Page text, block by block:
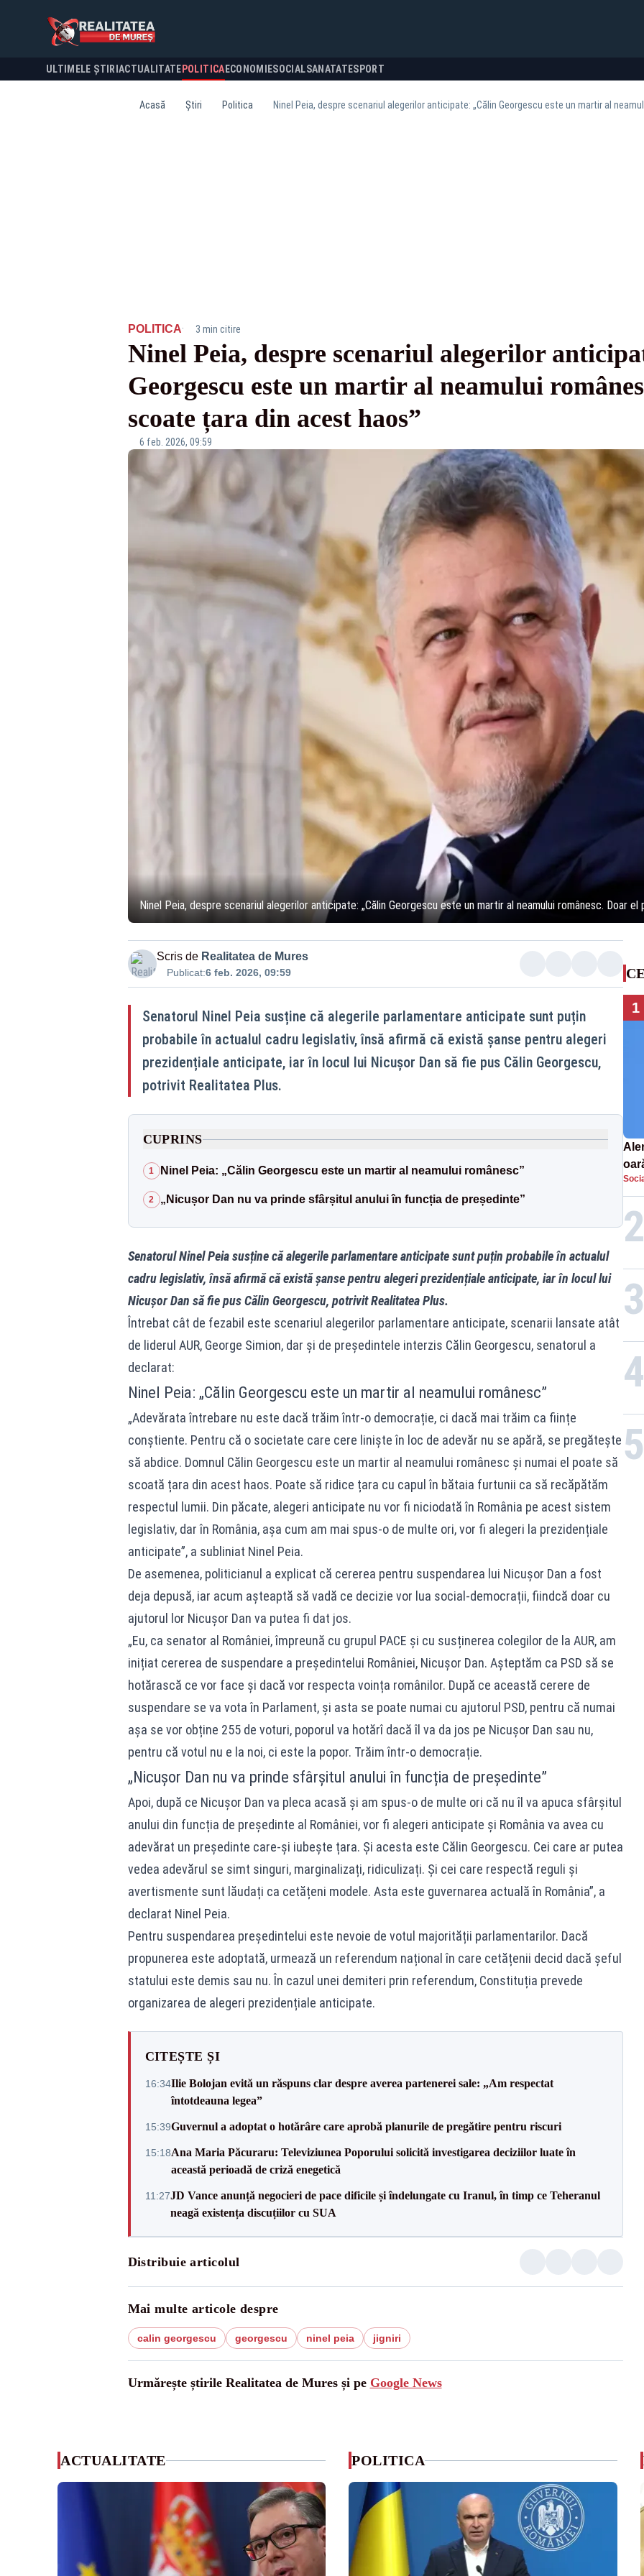
ULTIMELE ȘTIRI ACTUALITATE POLITICA ECONOMIESOCIALSANATATESPORT
Acasă Știri Politica
POLITICA· 3 min citire
Ninel Peia, despre scenariul alegerilor
Georgescu este un martir al neamului
scoate țara din acest haos”
6 feb. 2026, 09:59
Ninel Peia, despre scenariul alegerilor anticipate: „Călin Georgescu este un martir al neamului românesc. Doar
Scris de Realitatea de Mures
Publicat:6 feb. 2026, 09:59
Senatorul Ninel Peia susține că alegerile parlamentare anticipate sunt puțin
probabile în actualul cadru legislativ, însă afirmă că există șanse pentru alegeri
prezidențiale anticipate, iar în locul lui Nicușor Dan să fie pus Călin Georgescu,
potrivit Realitatea Plus.
CUPRINS
1 Ninel Peia: „Călin Georgescu este un martir al neamului românesc”
2 „Nicușor Dan nu va prinde sfârșitul anului în funcția de președinte”
Senatorul Ninel Peia susține că alegerile parlamentare anticipate sunt puțin probabile în actualul
cadru legislativ, însă afirmă că există șanse pentru alegeri prezidențiale anticipate, iar în locul lui
Nicușor Dan să fie pus Călin Georgescu, potrivit Realitatea Plus.
Întrebat cât de fezabil este scenariul alegerilor parlamentare anticipate, scenarii lansate atât
de liderul AUR, George Simion, dar și de președintele interzis Călin Georgescu, senatorul a
declarat:
Ninel Peia: „Călin Georgescu este un martir al neamului românesc”
„Adevărata întrebare nu este dacă trăim într-o democrație, ci dacă mai trăim ca ființe
conștiente. Pentru că o societate care cere liniște în loc de adevăr nu se apără, se pregătește
să abdice. Domnul Călin Georgescu este un martir al neamului românesc și numai el poate să
scoată țara din acest haos. Poate să ridice țara cu capul în bătaia furtunii ca să recăpătăm
respectul lumii. Din păcate, alegeri anticipate nu vor fi niciodată în România pe acest sistem
legislativ, dar în România, așa cum am mai spus-o de multe ori, vor fi alegeri la prezidențiale
anticipate”, a subliniat Ninel Peia.
De asemenea, politicianul a explicat că cererea pentru suspendarea lui Nicușor Dan a fost
deja depusă, iar acum așteaptă să vadă ce decizie vor lua social-democrații, fiindcă doar cu
ajutorul lor Nicușor Dan va putea fi dat jos.
„Eu, ca senator al României, împreună cu grupul PACE și cu susținerea colegilor de la AUR, am
inițiat cererea de suspendare a președintelui României, Nicușor Dan. Așteptăm ca PSD să se
hotărască ce vor face și dacă vor respecta voința românilor. După ce această cerere de
suspendare se va vota în Parlament, și asta se poate numai cu ajutorul PSD, pentru că numai
așa se vor obține 255 de voturi, poporul va hotărî dacă îl va da jos pe Nicușor Dan sau nu,
pentru că votul nu e la noi, ci este la popor. Trăim într-o democrație.
„Nicușor Dan nu va prinde sfârșitul anului în funcția de președinte”
Apoi, după ce Nicușor Dan va pleca acasă și am spus-o de multe ori că nu îl va apuca sfârșitul
anului din funcția de președinte al României, vor fi alegeri anticipate și România va avea cu
adevărat un președinte care-și iubește țara. Și acesta este Călin Georgescu. Cei care ar putea
vedea adevărul se simt singuri, marginalizați, ridiculizați. Și cei care respectă reguli și
avertismente sunt lăudați ca cetățeni modele. Asta este guvernarea actuală în România”, a
declarat Ninel Peia.
Pentru suspendarea președintelui este nevoie de votul majorității parlamentarilor. Dacă
propunerea este adoptată, urmează un referendum național în care cetățenii decid dacă șeful
statului este demis sau nu. În cazul unei demiteri prin referendum, Constituția prevede
organizarea de alegeri prezidențiale anticipate.
CITEȘTE ȘI
16:34Ilie Bolojan evită un răspuns clar despre averea partenerei sale: „Am respectat
întotdeauna legea”
15:39Guvernul a adoptat o hotărâre care aprobă planurile de pregătire pentru riscuri
15:18Ana Maria Păcuraru: Televiziunea Poporului solicită investigarea deciziilor luate în
această perioadă de criză enegetică
11:27JD Vance anunță negocieri de pace dificile și îndelungate cu Iranul, în timp ce Teheranul
neagă existența discuțiilor cu SUA
Distribuie articolul
Mai multe articole despre
calin georgescu georgescu ninel peia jigniri
Urmărește știrile Realitatea de Mures și pe Google News
1
la
2
3
4
5
ACTUALITATE POLITICA